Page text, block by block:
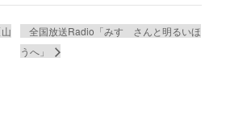
全国放送Radio「みすゞさんと明るいほ
うへ」